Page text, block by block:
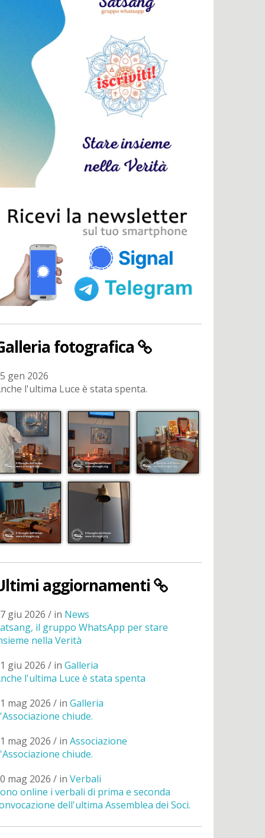
fotografica
gen 2026
l'ultima Luce è stata spenta.
aggiornamenti
giu 2026 / in News
il gruppo WhatsApp per stare
nella Verità
giu 2026 / in Galleria
l'ultima Luce è stata spenta
mag 2026 / in Galleria
chiude.
mag 2026 / in Associazione
chiude.
mag 2026 / in Verbali
online i verbali di prima e seconda
dell'ultima Assemblea dei Soci.